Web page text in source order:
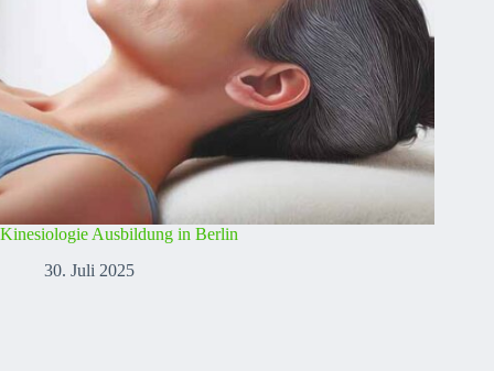
Kinesiologie Ausbildung in Berlin
30. Juli 2025